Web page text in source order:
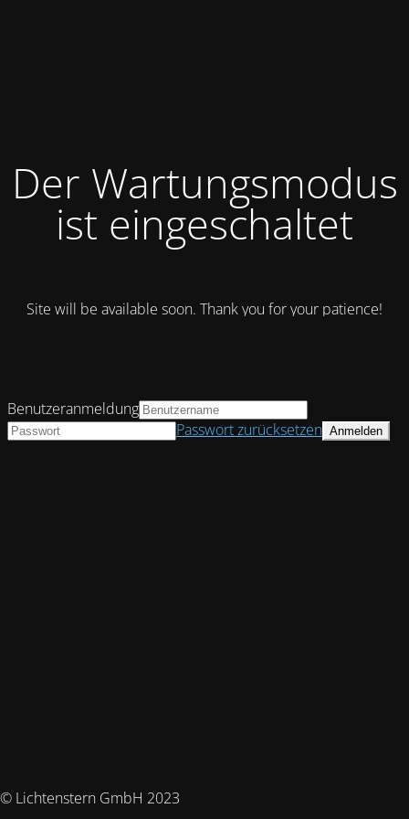
Der Wartungsmodus
ist eingeschaltet
Site will be available soon. Thank you for your patience!
© Lichtenstern GmbH 2023
Benutzeranmeldung
Passwort zurücksetzen